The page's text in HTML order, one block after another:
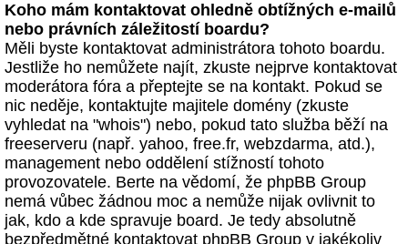
Koho mám kontaktovat ohledně obtížných e-mailů
nebo právních záležitostí boardu?
Měli byste kontaktovat administrátora tohoto boardu.
Jestliže ho nemůžete najít, zkuste nejprve kontaktovat
moderátora fóra a přeptejte se na kontakt. Pokud se
nic neděje, kontaktujte majitele domény (zkuste
vyhledat na "whois") nebo, pokud tato služba běží na
freeserveru (např. yahoo, free.fr, webzdarma, atd.),
management nebo oddělení stížností tohoto
provozovatele. Berte na vědomí, že phpBB Group
nemá vůbec žádnou moc a nemůže nijak ovlivnit to
jak, kdo a kde spravuje board. Je tedy absolutně
bezpředmětné kontaktovat phpBB Group v jakékoliv